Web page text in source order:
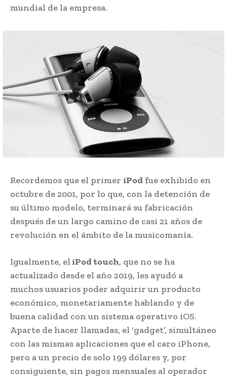
mundial de la empresa.
Recordemos que el primer iPod fue exhibido en
octubre de 2001, por lo que, con la detención de
su último modelo, terminará su fabricación
después de un largo camino de casi 21 años de
revolución en el ámbito de la musicomanía.
Igualmente, el iPod touch, que no se ha
actualizado desde el año 2019, les ayudó a
muchos usuarios poder adquirir un producto
económico, monetariamente hablando y de
buena calidad con un sistema operativo iOS.
Aparte de hacer llamadas, el ‘gadget’, simultáneo
con las mismas aplicaciones que el caro iPhone,
pero a un precio de solo 199 dólares y, por
consiguiente, sin pagos mensuales al operador